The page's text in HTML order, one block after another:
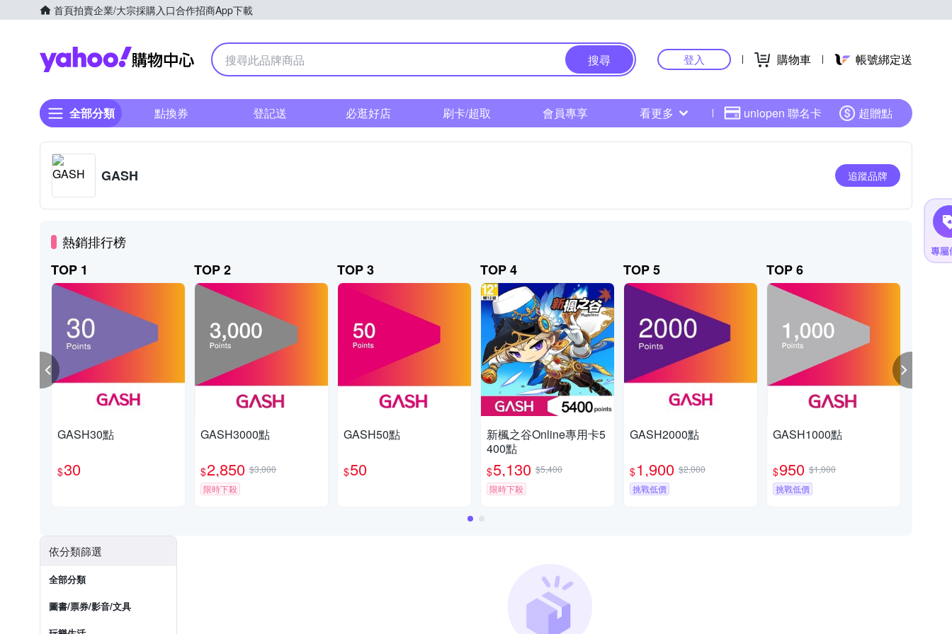
首頁拍賣企業/大宗採購入口合作招商App下載
Yahoo購物中心
搜尋 登入 購物車 帳號綁定送
全部分類 點換券 登記送 必逛好店 刷卡/超取 會員專享 看更多 uniopen 聯名卡 超贈點
GASH 追蹤品牌
熱銷排行榜
TOP 1
GASH30點
$30
TOP 2
GASH3000點
$2,850 $3,000
限時下殺
TOP 3
GASH50點
$50
TOP 4
新楓之谷Online專用卡5
400點
$5,130 $5,400
限時下殺
TOP 5
GASH2000點
$1,900 $2,000
挑戰低價
TOP 6
GASH1000點
$950 $1,000
挑戰低價
依分類篩選
全部分類
圖書/票券/影音/文具